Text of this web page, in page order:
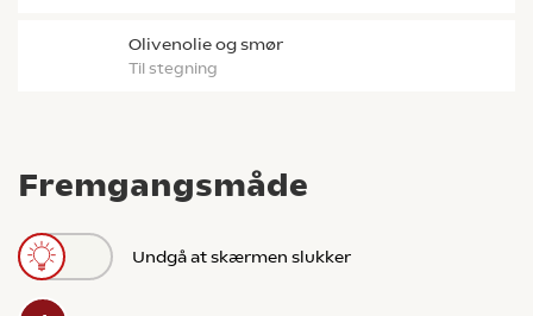
Fremgangsmåde
Undgå at skærmen slukker
olivenolie og smør
til stegning